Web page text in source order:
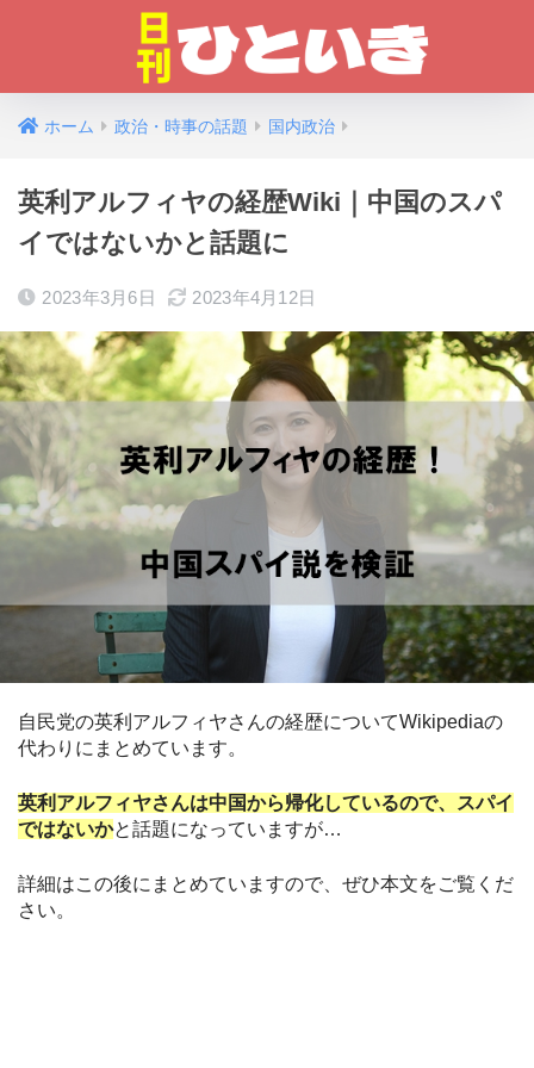
ホーム 政治・時事の話題 国内政治
英利アルフィヤの経歴Wiki｜中国のスパ
イではないかと話題に
2023年3月6日 2023年4月12日
自民党の英利アルフィヤさんの経歴についてWikipediaの
代わりにまとめています。
英利アルフィヤさんは中国から帰化しているので、スパイ
ではないかと話題になっていますが…
詳細はこの後にまとめていますので、ぜひ本文をご覧くだ
さい。